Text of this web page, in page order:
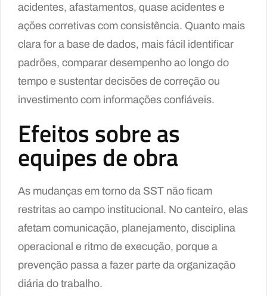
acidentes, afastamentos, quase acidentes e
ações corretivas com consistência. Quanto mais
clara for a base de dados, mais fácil identificar
padrões, comparar desempenho ao longo do
tempo e sustentar decisões de correção ou
investimento com informações confiáveis.
Efeitos sobre as
equipes de obra
As mudanças em torno da SST não ficam
restritas ao campo institucional. No canteiro, elas
afetam comunicação, planejamento, disciplina
operacional e ritmo de execução, porque a
prevenção passa a fazer parte da organização
diária do trabalho.